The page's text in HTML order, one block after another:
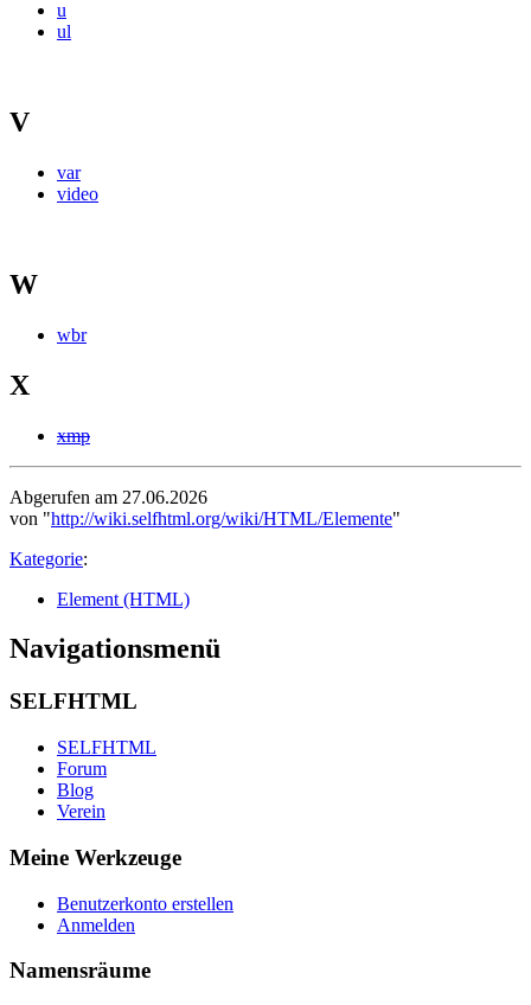
u
ul
V
var
video
W
wbr
X
xmp
Abgerufen am 27.06.2026
von "http://wiki.selfhtml.org/wiki/HTML/Elemente"
Kategorie:
Element (HTML)
Navigationsmenü
SELFHTML
SELFHTML
Forum
Blog
Verein
Meine Werkzeuge
Benutzerkonto erstellen
Anmelden
Namensräume